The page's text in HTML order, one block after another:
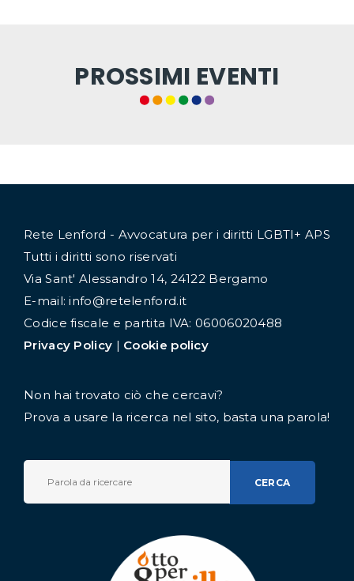
PROSSIMI EVENTI
Rete Lenford - Avvocatura per i diritti LGBTI+ APS
Tutti i diritti sono riservati
Via Sant' Alessandro 14, 24122 Bergamo
E-mail: info@retelenford.it
Codice fiscale e partita IVA: 06006020488
Privacy Policy | Cookie policy
Non hai trovato ciò che cercavi?
Prova a usare la ricerca nel sito, basta una parola!
CERCA